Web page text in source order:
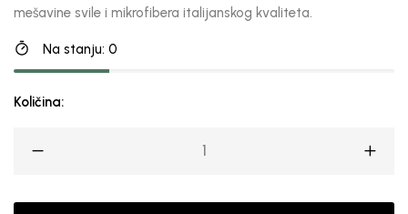
mešavine svile i mikrofibera italijanskog kvaliteta.
Na stanju: 0
Količina: